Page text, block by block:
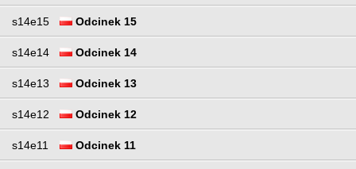
s14e15 Odcinek 15
s14e14 Odcinek 14
s14e13 Odcinek 13
s14e12 Odcinek 12
s14e11 Odcinek 11